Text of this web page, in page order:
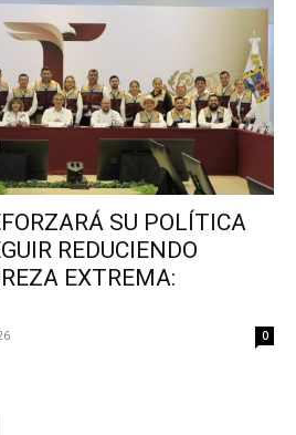
SU POLÍTICA
REDUCIENDO
EXTREMA:
0